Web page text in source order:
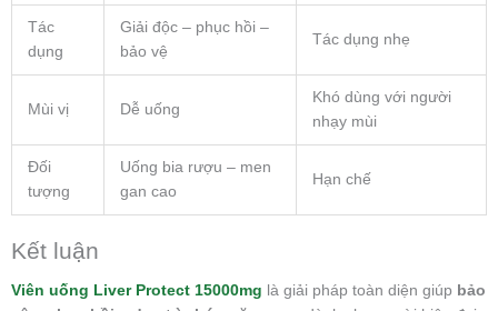
Tác
dụng
Giải độc – phục hồi –
bảo vệ
Tác dụng nhẹ
Mùi vị Dễ uống
Khó dùng với người
nhạy mùi
Đối
tượng
Uống bia rượu – men
gan cao
Hạn chế
Kết luận
Viên uống Liver Protect 15000mg là giải pháp toàn diện giúp bảo